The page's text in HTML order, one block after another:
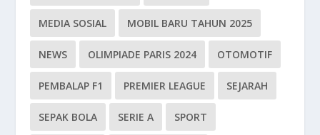
MEDIA SOSIAL MOBIL BARU TAHUN 2025
NEWS OLIMPIADE PARIS 2024 OTOMOTIF
PEMBALAP F1 PREMIER LEAGUE SEJARAH
SEPAK BOLA SERIE A SPORT